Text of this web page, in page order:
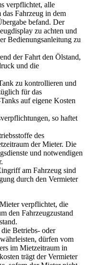
verpflichtet, alle
Fahrzeug in dem
befand. Der
zu achten und
Bedienungsanleitung zu
der Fahrt den Ölstand,
und die
zu kontrollieren und
für das
auf eigene Kosten
so haftet
des
der Mieter. Die
und notwendigen
am Fahrzeug sind
durch den Vermieter
verpflichtet, die
den Fahrzeugzustand
Betriebs- oder
dürfen vom
im Mietzeitraum in
trägt der Vermieter